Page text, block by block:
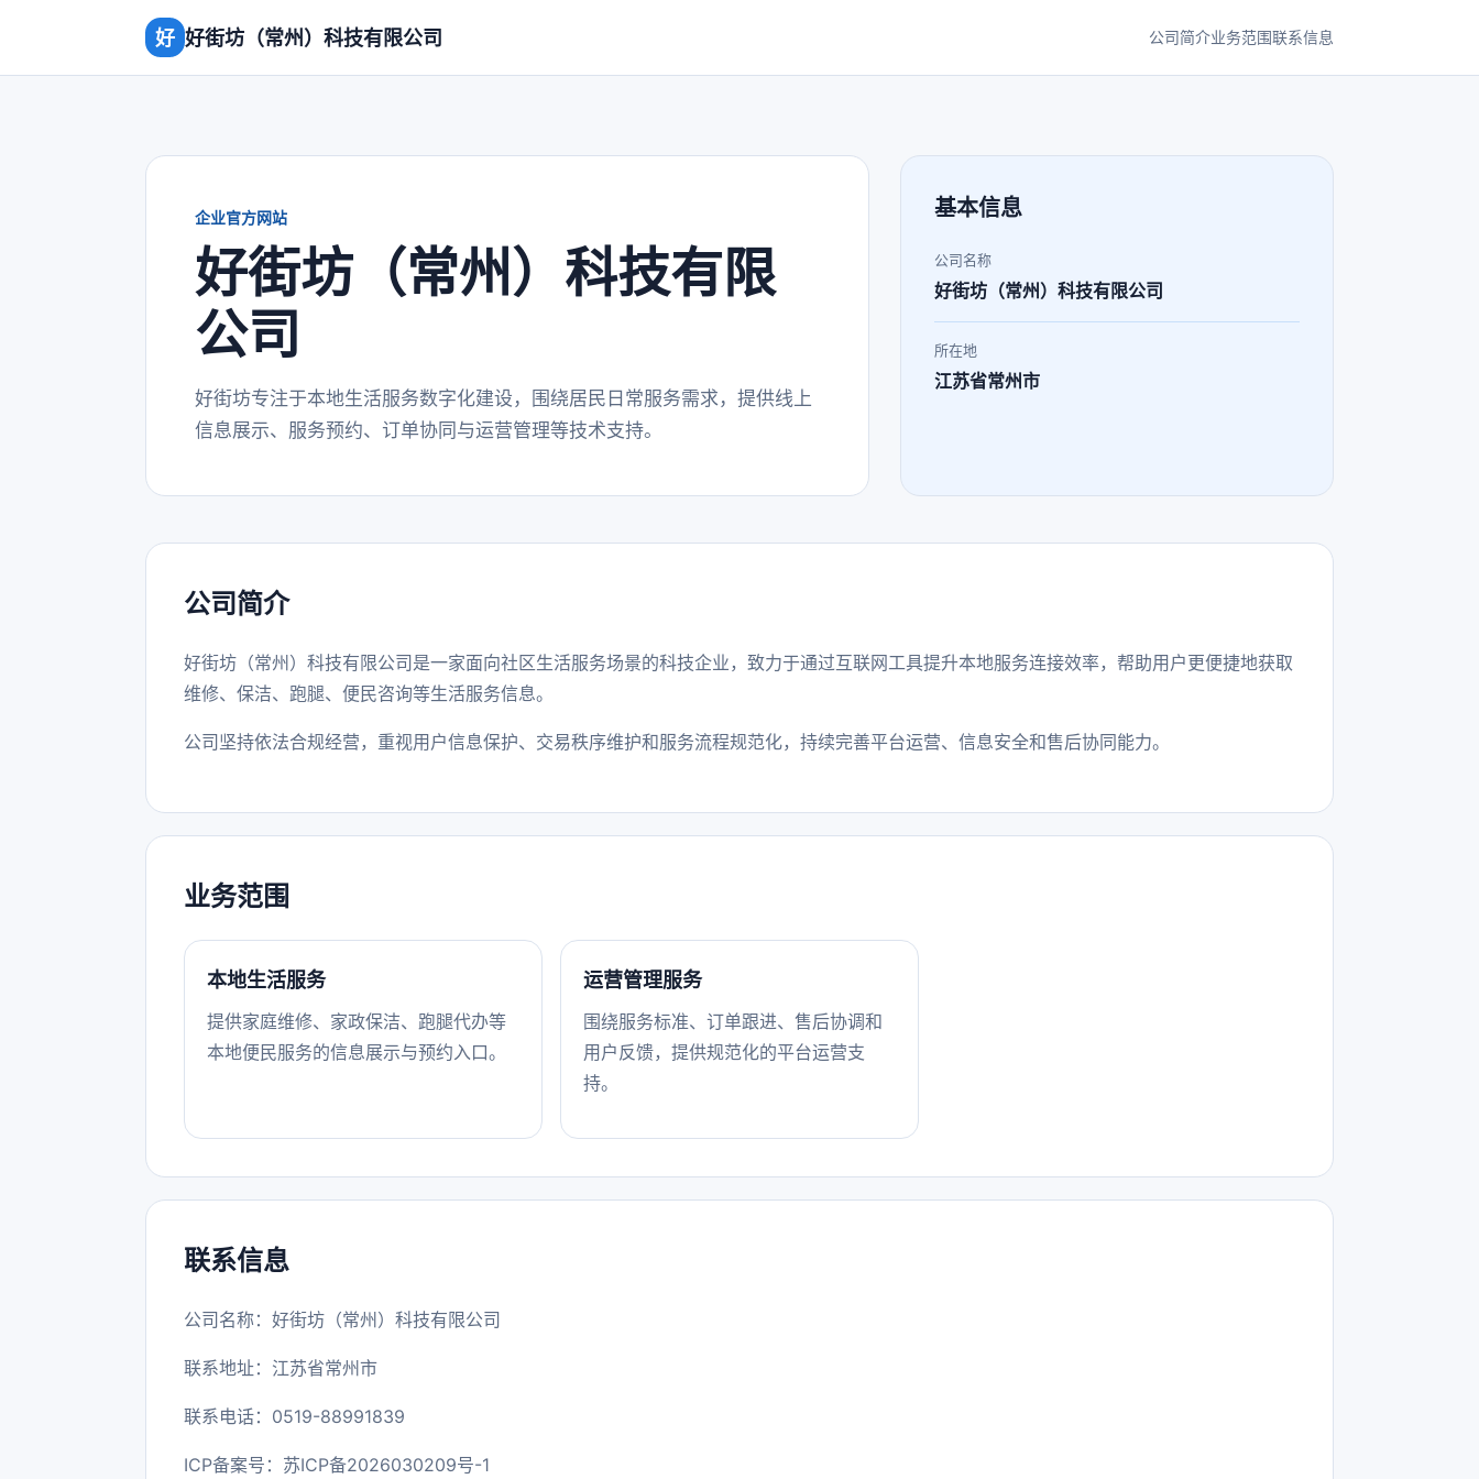
好 好街坊（常州）科技有限公司 公司简介业务范围联系信息
企业官方网站
好街坊（常州）科技有限
公司
好街坊专注于本地生活服务数字化建设，围绕居民日常服务需求，提供线上
信息展示、服务预约、订单协同与运营管理等技术支持。
基本信息
公司名称
好街坊（常州）科技有限公司
所在地
江苏省常州市
公司简介
好街坊（常州）科技有限公司是一家面向社区生活服务场景的科技企业，致力于通过互联网工具提升本地服务连接效率，帮助用户更便捷地获取
维修、保洁、跑腿、便民咨询等生活服务信息。
公司坚持依法合规经营，重视用户信息保护、交易秩序维护和服务流程规范化，持续完善平台运营、信息安全和售后协同能力。
业务范围
本地生活服务
提供家庭维修、家政保洁、跑腿代办等
本地便民服务的信息展示与预约入口。
运营管理服务
围绕服务标准、订单跟进、售后协调和
用户反馈，提供规范化的平台运营支
持。
联系信息
公司名称：好街坊（常州）科技有限公司
联系地址：江苏省常州市
联系电话：0519-88991839
ICP备案号： 苏ICP备2026030209号-1